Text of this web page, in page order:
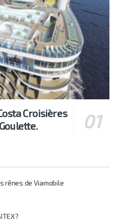
Croisières
rênes de Viamobile